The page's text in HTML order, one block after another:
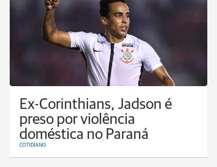
Ex-Corinthians, Jadson é
preso por violência
doméstica no Paraná
COTIDIANO